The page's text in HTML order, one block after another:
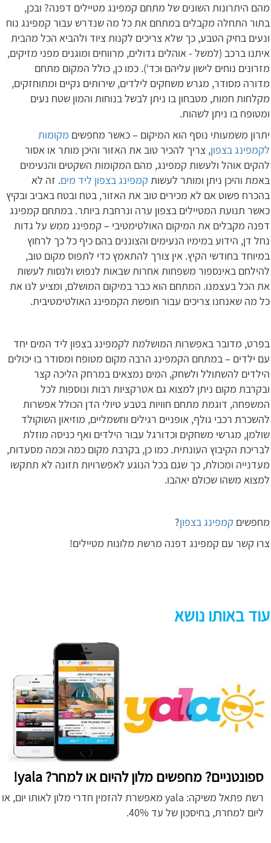
מהם היתרונות השונים של מתחם קמפינג מטיילים דפנה? ובכן,
בתור התחלה מקבלים במתחם את כל מה שנדרש עבור קמפינג נוח
ונעים בחיק הטבע, כך שלא צריכים לקנות ציוד ולהביא הכל מהבית
איתנו ברכב (למשל - אוהלים גדולים, מרווחים ומוגנים מפני מזיקים,
מזרונים נוחים לישון עליהם וכד‘). כמו כן, כולל המקום מתחם
מדורה מסודר, מגרש משחקים לילדים, שירותים נקיים ומתוחזקים,
מקלחות חמות, מטבחון בו ניתן לבשל בנוחות והמון שטח נעים
ומטופח בו ניתן לשהות.
יתרון משמעותי נוסף הוא המיקום – כאשר מחפשים מקומות
לקמפינג בצפון, צריך להכיר טוב את האזור והיכן מותר או אסור
להקים אוהל ולעשות קמפינג, מהם המקומות השקטים והנעימים
באמת והיכן ניתן ומותר לעשות קמפינג בצפון ליד מים. זה לא
בהכרח פשוט אם לא מכירים טוב את האזור, בטח ובטח באביב ובקיץ
כאשר תנועת המטיילים בצפון ערה ונרחבת ביותר. במתחם קמפינג
דפנה מקבלים את המיקום האולטימטיבי – קמפינג ממש על גדות
נחל דן, הידוע במימיו הנעימים והצוננים בהם כיף כל כך לרחוץ
במיוחד בחודשי הקיץ. אין צורך להתאמץ כדי לתפוס מקום טוב,
להילחם באינספור משפחות אחרות שבאות לנפוש ולנסות לעשות
את הכל בעצמנו. המתחם הוא כבר במיקום המושלם, ומציע לנו את
כל מה שאנחנו צריכים עבור חופשת הקמפינג האולטימטיבית.
בפרט, מדובר באפשרות המושלמת לקמפינג בצפון ליד המים יחד
עם ילדים – במתחם הקמפינג הרבה מקום מטופח ומסודר בו יכולים
הילדים להשתולל ולשחק, המים נמצאים במרחק הליכה קצר
ובקרבת מקום ניתן למצוא גם אטרקציות רבות ונוספות לכל
המשפחה, דוגמת מתחם חוויות בטבע טיולי הדן הכולל אפשרות
להשכרת רכבי גולף, אופניים רגילים וחשמליים, מוזיאון השוקולד
שולמן, מגרשי משחקים וכדורגל עבור הילדים ואף כניסה מוזלת
לבריכת הקיבוץ העונתית. כמו כן, בקרבת מקום כמה וכמה מסעדות,
מעדנייה ומכולת, כך שגם בכל הנוגע לאפשרויות תזונה לא תתקשו
למצוא משהו שכולם יאהבו.
מחפשים קמפינג בצפון?
צרו קשר עם קמפינג דפנה מרשת מלונות מטיילים!
עוד באותו נושא
ספונטניים? מחפשים מלון להיום או למחר? yala!
רשת פתאל משיקה: yala מאפשרת להזמין חדרי מלון לאותו יום, או
ליום למחרת, בחיסכון של עד 40%.